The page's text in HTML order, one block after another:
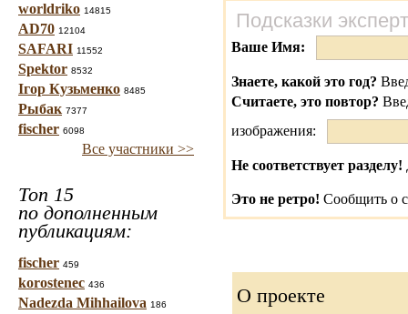
worldriko 14815
AD70 12104
SAFARI 11552
Spektor 8532
Ігор Кузьменко 8485
Рыбак 7377
fischer 6098
Все участники >>
Топ 15
по дополненным
публикациям:
fischer 459
korostenec 436
Nadezda Mihhailova 186
Подсказки
Ваше Имя:
Знаете, какой это год?
Считаете, это повтор?
изображения:
Не соответствует разделу!
Это не ретро! Сообщить о
О проекте